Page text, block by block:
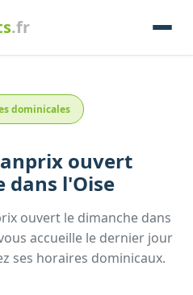
.fr
dominicales
ouvert
dans l'Oise
ouvert le dimanche dans
accueille le dernier jour
ses horaires dominicaux.